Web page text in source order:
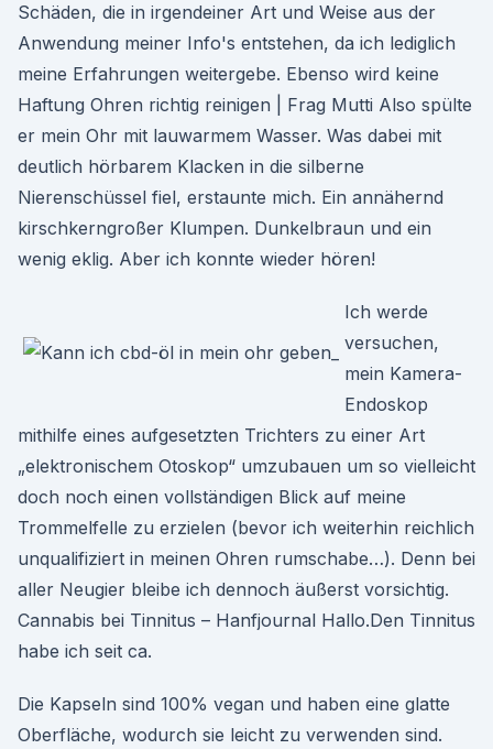
Schäden, die in irgendeiner Art und Weise aus der
Anwendung meiner Info's entstehen, da ich lediglich
meine Erfahrungen weitergebe. Ebenso wird keine
Haftung Ohren richtig reinigen | Frag Mutti Also spülte
er mein Ohr mit lauwarmem Wasser. Was dabei mit
deutlich hörbarem Klacken in die silberne
Nierenschüssel fiel, erstaunte mich. Ein annähernd
kirschkerngroßer Klumpen. Dunkelbraun und ein
wenig eklig. Aber ich konnte wieder hören!
Ich werde
versuchen,
mein Kamera-
Endoskop
mithilfe eines aufgesetzten Trichters zu einer Art
„elektronischem Otoskop“ umzubauen um so vielleicht
doch noch einen vollständigen Blick auf meine
Trommelfelle zu erzielen (bevor ich weiterhin reichlich
unqualifiziert in meinen Ohren rumschabe…). Denn bei
aller Neugier bleibe ich dennoch äußerst vorsichtig.
Cannabis bei Tinnitus – Hanfjournal Hallo.Den Tinnitus
habe ich seit ca.
Die Kapseln sind 100% vegan und haben eine glatte
Oberfläche, wodurch sie leicht zu verwenden sind.